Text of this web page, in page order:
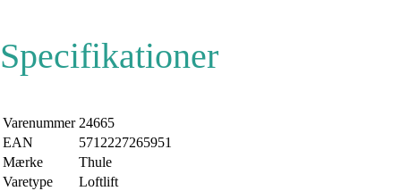
Specifikationer
Varenummer 24665
EAN
5712227265951
Mærke
Thule
Varetype
Loftlift